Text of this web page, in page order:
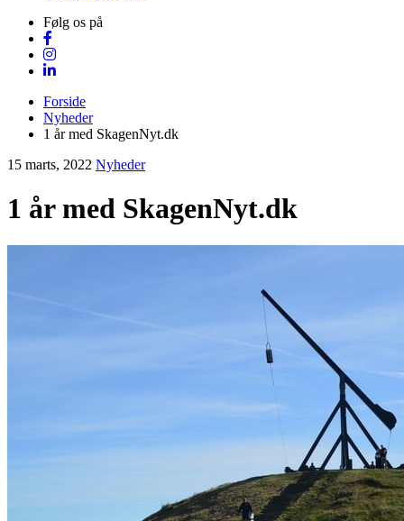
Følg os på
Forside
Nyheder
1 år med SkagenNyt.dk
15 marts, 2022 Nyheder
1 år med SkagenNyt.dk